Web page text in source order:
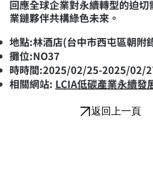
回應全球企業對永續轉型的迫切
業鏈夥伴共構綠色未來。
地點:林酒店(台中市西屯區朝附
攤位:NO37
時時間:2025/02/25-2025/02/
相關網站: LCIA低碳產業永續發
返回上一頁